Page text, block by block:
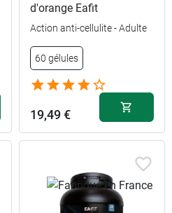
d'orange Eafit
Action anti-cellulite - Adulte
60 gélules
19,49 €